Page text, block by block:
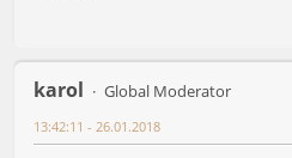
karol Global Moderator
13:42:11 - 26.01.2018